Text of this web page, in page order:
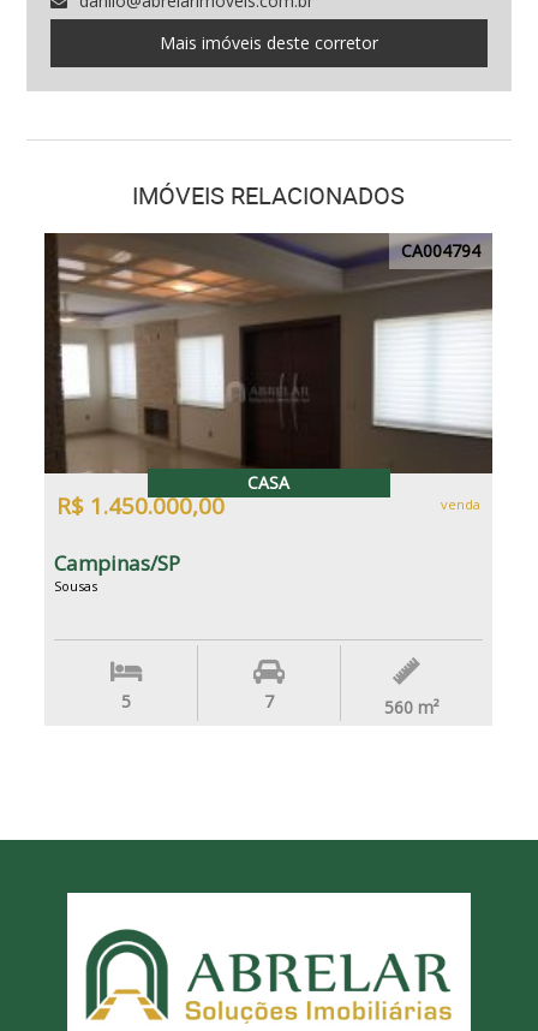
Mais imóveis deste corretor
IMÓVEIS RELACIONADOS
CA004794
CASA
R$ 1.450.000,00 venda
Campinas/SP
Sousas
5 7 560 m²